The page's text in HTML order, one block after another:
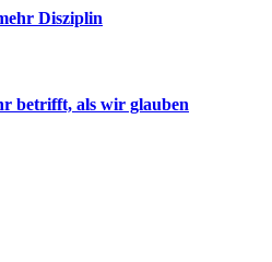
Disziplin
betrifft, als wir glauben